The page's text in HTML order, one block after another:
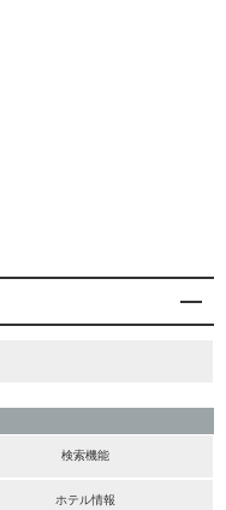
検索機能
ホテル情報